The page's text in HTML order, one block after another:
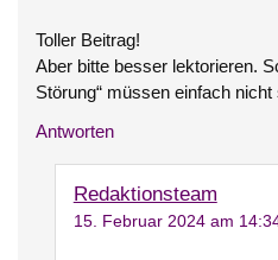
Toller Beitrag!
Aber bitte besser lektorieren.
Störung“ müssen einfach nicht
Antworten
Redaktionsteam
15. Februar 2024 am